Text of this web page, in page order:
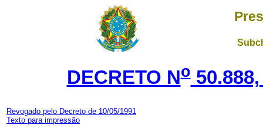
DECRETO No50.888,
Revogado pelo Decreto de 10/05/1991
Texto para impressão